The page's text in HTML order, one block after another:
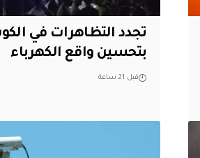
تجدد التظاهرات في
بتحسين واقع الكهرباء
قبل 21 ساعة